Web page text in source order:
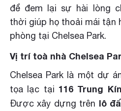
để đem lại sự hài lòng
thời giúp họ thoải mái tận
phòng tại Chelsea Park.
Vị trí toà nhà Chelsea
Chelsea Park là một dự
tọa lạc tại 116 Trung
Được xây dựng trên lô